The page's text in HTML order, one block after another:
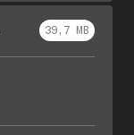
39,7 MB